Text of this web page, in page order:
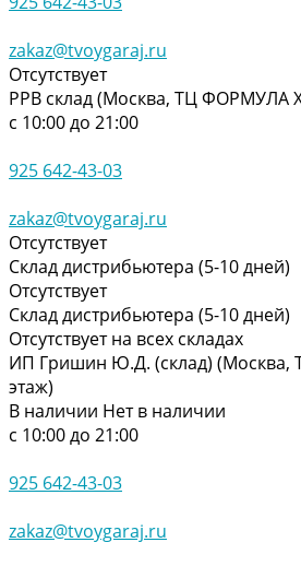
zakaz@tvoygaraj.ru
Отсутствует
РРВ склад (Москва, ТЦ ФОРМУЛА
с 10:00 до 21:00
925 642-43-03
zakaz@tvoygaraj.ru
Отсутствует
Склад дистрибьютера (5-10 дней)
Отсутствует
Склад дистрибьютера (5-10 дней)
Отсутствует на всех складах
ИП Гришин Ю.Д. (склад)
этаж)
В наличии Нет в наличии
с 10:00 до 21:00
925 642-43-03
zakaz@tvoygaraj.ru